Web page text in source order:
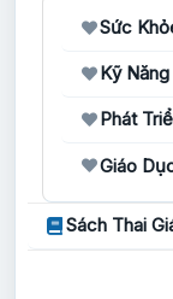
Sức
Kỹ
Phát
Giáo
Sách Thai